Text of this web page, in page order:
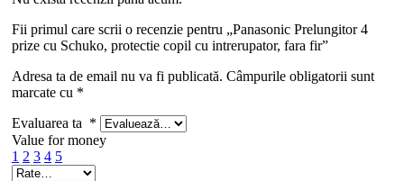
Fii primul care scrii o recenzie pentru „Panasonic Prelungitor 4
prize cu Schuko, protectie copil cu intrerupator, fara fir”
Adresa ta de email nu va fi publicată. Câmpurile obligatorii sunt
marcate cu *
Evaluarea ta *
Value for money
1 2 3 4 5